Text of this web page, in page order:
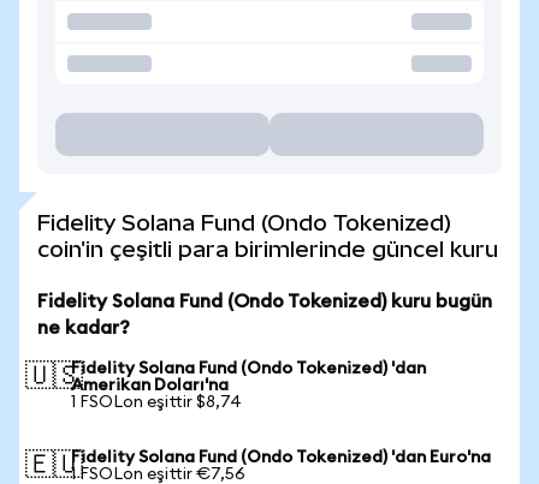
Fidelity Solana Fund (Ondo Tokenized)
coin'in çeşitli para birimlerinde güncel kuru
Fidelity Solana Fund (Ondo Tokenized) kuru bugün
ne kadar?
🇺🇸Fidelity Solana Fund (Ondo Tokenized) 'dan
Amerikan Doları'na
1 FSOLon eşittir $8,74
🇪🇺Fidelity Solana Fund (Ondo Tokenized) 'dan Euro'na
1 FSOLon eşittir €7,56